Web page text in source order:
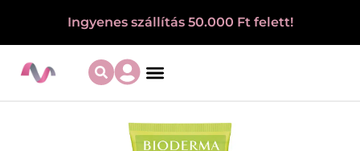
Ingyenes szállítás 50.000 Ft felett!